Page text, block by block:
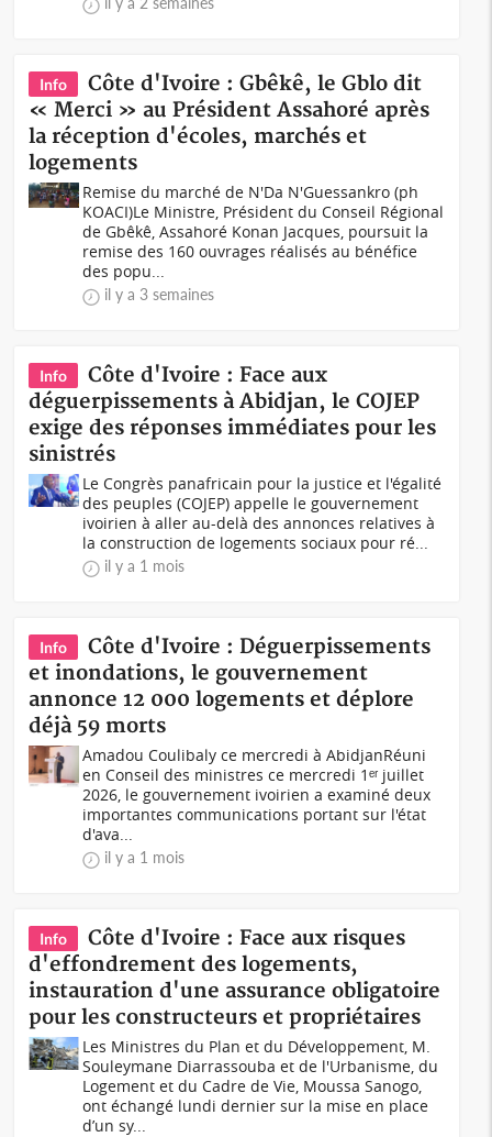
Info
Côte d'Ivoire : Gbêkê, le Gblo dit
« Merci » au Président Assahoré après
la réception d'écoles, marchés et
logements
Remise du marché de N'Da N'Guessankro (ph
KOACI)Le Ministre, Président du Conseil Régional
de Gbêkê, Assahoré Konan Jacques, poursuit la
remise des 160 ouvrages réalisés au bénéfice
des popu...
il y a 3 semaines
Info
Côte d'Ivoire : Face aux
déguerpissements à Abidjan, le COJEP
exige des réponses immédiates pour les
sinistrés
Le Congrès panafricain pour la justice et l'égalité
des peuples (COJEP) appelle le gouvernement
ivoirien à aller au-delà des annonces relatives à
la construction de logements sociaux pour ré...
il y a 1 mois
Info
Côte d'Ivoire : Déguerpissements
et inondations, le gouvernement
annonce 12 000 logements et déplore
déjà 59 morts
Amadou Coulibaly ce mercredi à AbidjanRéuni
en Conseil des ministres ce mercredi 1ᵉʳ juillet
2026, le gouvernement ivoirien a examiné deux
importantes communications portant sur l'état
d'ava...
il y a 1 mois
Info
Côte d'Ivoire : Face aux risques
d'effondrement des logements,
instauration d'une assurance obligatoire
pour les constructeurs et propriétaires
Les Ministres du Plan et du Développement, M.
Souleymane Diarrassouba et de l'Urbanisme, du
Logement et du Cadre de Vie, Moussa Sanogo,
ont échangé lundi dernier sur la mise en place
d’un sy...